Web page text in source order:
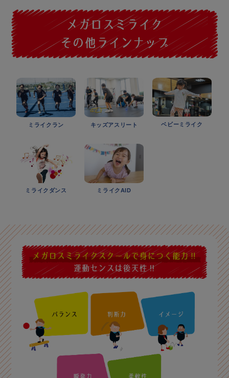
ミライクラン キッズアスリート ベビーミライク
ミライクダンス ミライクAID